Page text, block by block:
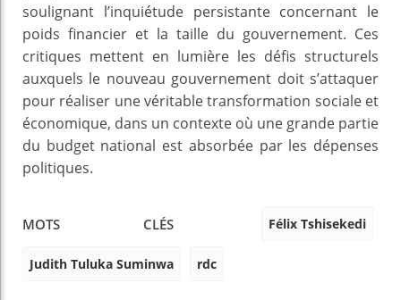
soulignant l’inquiétude persistante concernant le
poids financier et la taille du gouvernement. Ces
critiques mettent en lumière les défis structurels
auxquels le nouveau gouvernement doit s’attaquer
pour réaliser une véritable transformation sociale et
économique, dans un contexte où une grande partie
du budget national est absorbée par les dépenses
politiques.
MOTS CLÉS Félix Tshisekedi
Judith Tuluka Suminwa rdc